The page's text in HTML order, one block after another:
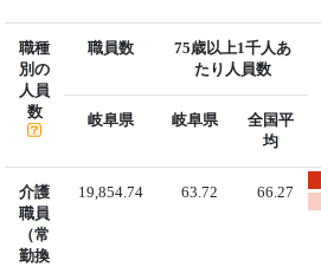
職種
別の
人員
数
職員数
75歳以上1千人あ
たり人員数
岐阜県
岐阜県
全国平
均
介護
職員
（常
勤換
19,854.74 63.72 66.27